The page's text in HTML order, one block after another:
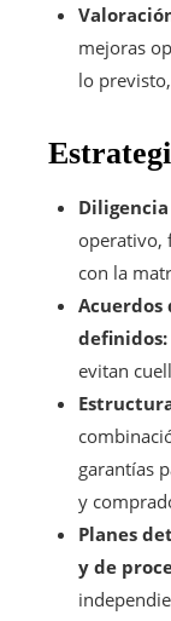
mejoras
lo
operativo,
con la
definidos:
evitan
garantías
y
Planes
y de